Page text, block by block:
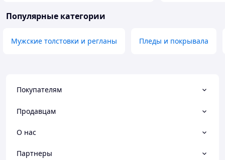
Популярные категории
Мужские толстовки и регланы Пледы и покрывала
Покупателям
Продавцам
О нас
Партнеры